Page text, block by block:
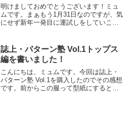
明けましておめでとうございます！ミュ
ムです。まぁもう1月31日なのですが、気
にせず新年一発目に運試しをしていこう
でいたブラインドボックスが届いたので
開封していこうと思い...
誌上・パターン塾 Vol.1トップス
編を書いました！
こんにちは、ミュムです。今回は誌上・
パターン塾 Vol.1を購入したのでその感想
です。前からこの服って型紙にするとど